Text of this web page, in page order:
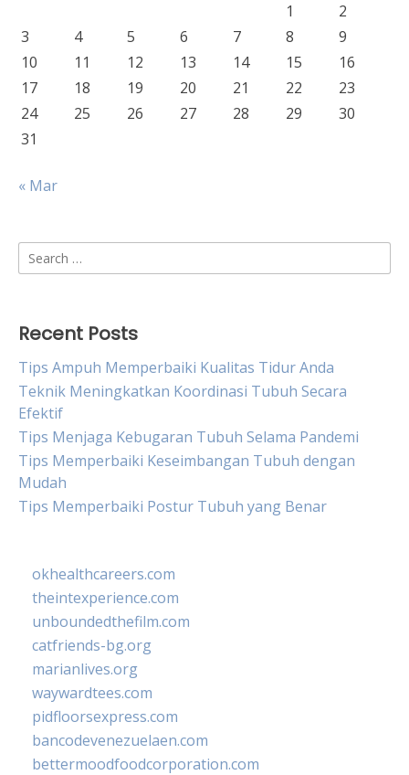
1
2
3
4 5 6 7 8
9
10
11 12 13 14 15
16
17
18 19 20 21 22
23
24
25 26 27 28 29
30
31
« Mar
Search
for:
Recent Posts
Tips Ampuh Memperbaiki Kualitas Tidur Anda
Teknik Meningkatkan Koordinasi Tubuh Secara
Efektif
Tips Menjaga Kebugaran Tubuh Selama Pandemi
Tips Memperbaiki Keseimbangan Tubuh dengan
Mudah
Tips Memperbaiki Postur Tubuh yang Benar
okhealthcareers.com
theintexperience.com
unboundedthefilm.com
catfriends-bg.org
marianlives.org
waywardtees.com
pidfloorsexpress.com
bancodevenezuelaen.com
bettermoodfoodcorporation.com